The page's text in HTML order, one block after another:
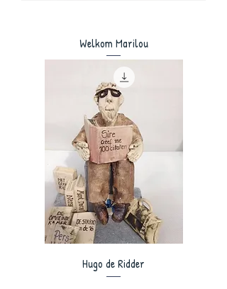
Welkom Marilou
Hugo de Ridder